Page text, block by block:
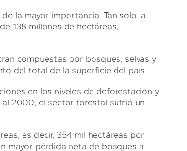
la mayor importancia. Tan solo la
138 millones de hectáreas,
compuestas por bosques, selvas y
del total de la superficie del país.
en los niveles de deforestación y
2000, el sector forestal sufrió un
es decir, 354 mil hectáreas por
mayor pérdida neta de bosques a